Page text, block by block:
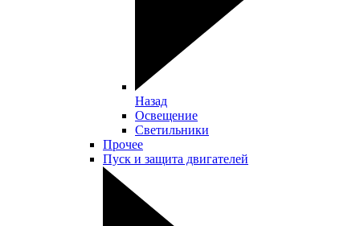
Назад
Освещение
Светильники
Прочее
Пуск и защита двигателей